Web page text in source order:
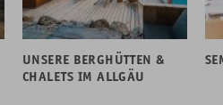
UNSERE BERGHÜTTEN &
CHALETS IM ALLGÄU